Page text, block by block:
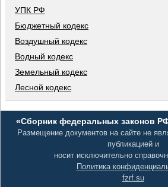
УПК РФ
Бюджетный кодекс
Воздушный кодекс
Водный кодекс
Земельный кодекс
Лесной кодекс
«Сборник федеральных законов
Размещение документов на сайте не
публикацией и
носит исключительно
Политика
fzrf.su